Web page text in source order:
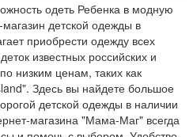
одеть Ребенка в модную
детской одежды в
приобрести одежду всех
известных российских и
низким ценам, таких как
Здесь вы найдете большое
детской одежды в наличии
магазина "Мама-Маг" всегда